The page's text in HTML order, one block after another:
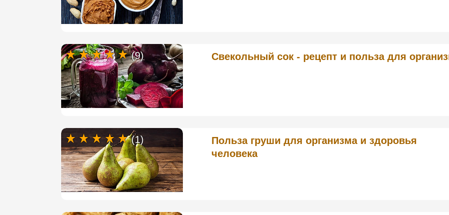
Свекольный сок - рецепт и польза для
(9)
Польза груши для организма и здоровья
человека
(1)